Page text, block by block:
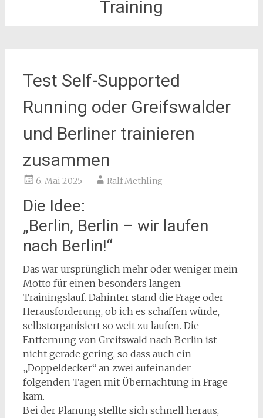
Training
Test Self-Supported
Running oder Greifswalder
und Berliner trainieren
zusammen
6. Mai 2025 Ralf Methling
Die Idee:
„Berlin, Berlin – wir laufen
nach Berlin!“
Das war ursprünglich mehr oder weniger mein
Motto für einen besonders langen
Trainingslauf. Dahinter stand die Frage oder
Herausforderung, ob ich es schaffen würde,
selbstorganisiert so weit zu laufen. Die
Entfernung von Greifswald nach Berlin ist
nicht gerade gering, so dass auch ein
„Doppeldecker“ an zwei aufeinander
folgenden Tagen mit Übernachtung in Frage
kam.
Bei der Planung stellte sich schnell heraus,